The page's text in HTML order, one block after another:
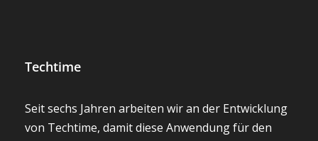
Techtime
Seit sechs Jahren arbeiten wir an der Entwicklung
von Techtime, damit diese Anwendung für den